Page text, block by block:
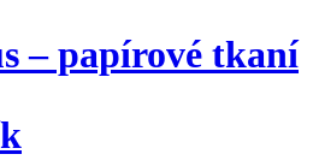
– papírové tkaní